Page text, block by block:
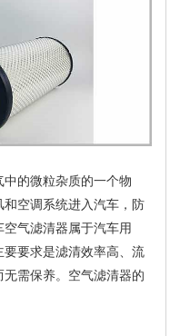
的微粒杂质的一个物
空调系统进入汽车，防
气滤清器属于汽车用
要求是滤清效率高、流
需保养。空气滤清器的